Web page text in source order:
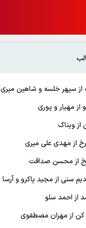
از سپهر خلسه و شاهین میری
از مهیار و پوری
از ویناک
از مهدی علی میری
از محسن صداقت
سنی از مجید پاکرو و آرسا
از احمد سلو
کن از مهران مصطفوی